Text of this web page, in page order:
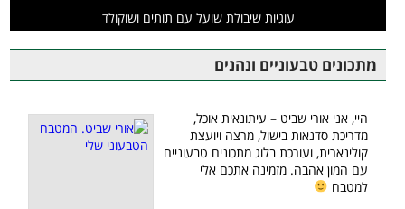
עוגיות שיבולת שועל עם תותים ושוקולד
מתכונים טבעוניים ונהנים
היי, אני אורי שביט – עיתונאית אוכל,
מדריכת סדנאות בישול, מרצה ויועצת
קולינארית, ועורכת בלוג מתכונים טבעוניים
עם המון אהבה. מזמינה אתכם אלי
למטבח